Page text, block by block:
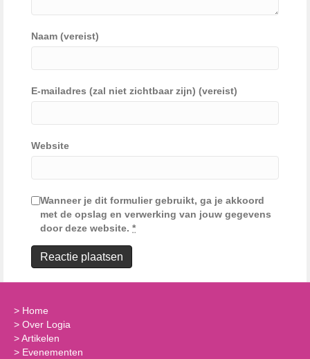
Naam (vereist)
E-mailadres (zal niet zichtbaar zijn) (vereist)
Website
Wanneer je dit formulier gebruikt, ga je akkoord
met de opslag en verwerking van jouw gegevens
door deze website. *
> Home
> Over Logia
>Artikelen
> Evenementen